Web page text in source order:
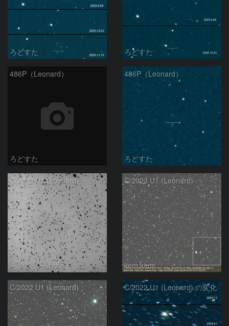
ろどすた ろどすた
486P（Leonard）
ろどすた
486P（Leonard）
ろどすた
C/2022 U1 (Leonard)
モンドシャルナ
C/2022 U1 (Leonard)
kem.kem
C/2022 U1 (Leonard) C/2022 U1 (Leonard) の変化